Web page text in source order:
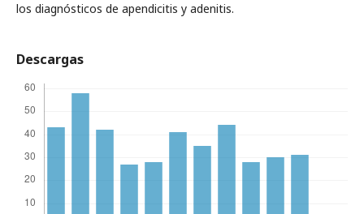
los diagnósticos de apendicitis y adenitis.
Descargas